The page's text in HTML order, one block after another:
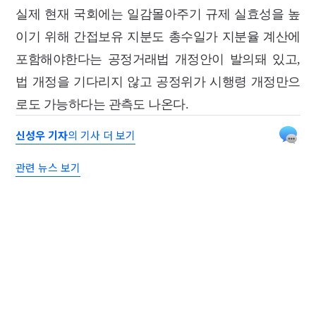
실제 현재 국회에는 일감몰아주기 규제 실효성을 높
이기 위해 간접보유 지분도 총수일가 지분율 계산에
포함해야한다는 공정거래법 개정안이 발의돼 있고,
법 개정을 기다리지 않고 공정위가 시행령 개정만으
로도 가능하다는 관측도 나온다.
신성우 기자의 기사 더 보기
관련 뉴스 보기